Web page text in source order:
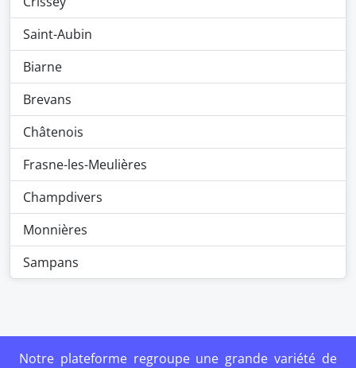
Saint-Aubin
Biarne
Brevans
Châtenois
Frasne-les-Meulières
Champdivers
Monnières
Sampans
Notre plateforme regroupe une grande variété de